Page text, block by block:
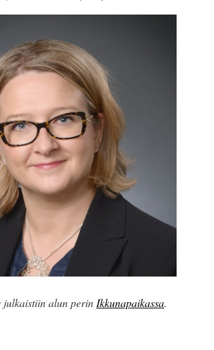
alun perin Ikkunapaikassa.